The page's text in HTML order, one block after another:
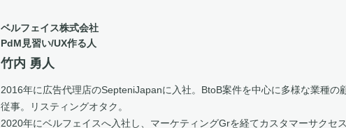
ベルフェイス株式会社
PdM見習い/UX作る人
竹内 勇人
2016年に広告代理店のSepteniJapanに入社。BtoB案件を中心に多様な業種の
従事。リスティングオタク。
2020年にベルフェイスへ入社し、マーケティングGrを経てカスタマーサクセ